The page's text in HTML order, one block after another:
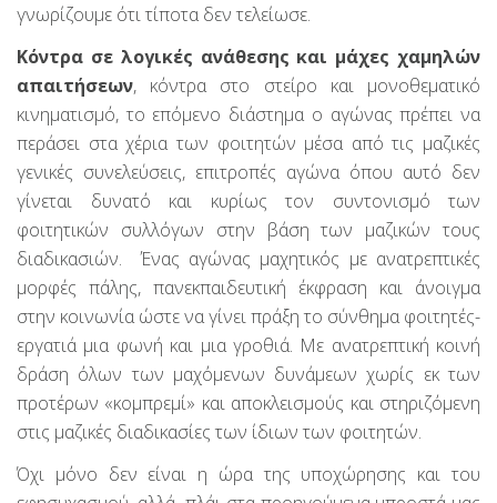
γνωρίζουμε ότι τίποτα δεν τελείωσε.
Κόντρα σε λογικές ανάθεσης και μάχες χαμηλών
απαιτήσεων, κόντρα στο στείρο και μονοθεματικό
κινηματισμό, το επόμενο διάστημα ο αγώνας πρέπει να
περάσει στα χέρια των φοιτητών μέσα από τις μαζικές
γενικές συνελεύσεις, επιτροπές αγώνα όπου αυτό δεν
γίνεται δυνατό και κυρίως τον συντονισμό των
φοιτητικών συλλόγων στην βάση των μαζικών τους
διαδικασιών. Ένας αγώνας μαχητικός με ανατρεπτικές
μορφές πάλης, πανεκπαιδευτική έκφραση και άνοιγμα
στην κοινωνία ώστε να γίνει πράξη το σύνθημα φοιτητές-
εργατιά μια φωνή και μια γροθιά. Με ανατρεπτική κοινή
δράση όλων των μαχόμενων δυνάμεων χωρίς εκ των
προτέρων «κομπρεμί» και αποκλεισμούς και στηριζόμενη
στις μαζικές διαδικασίες των ίδιων των φοιτητών.
Όχι μόνο δεν είναι η ώρα της υποχώρησης και του